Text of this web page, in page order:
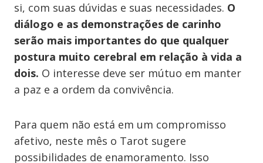
si, com suas dúvidas e suas necessidades. O
diálogo e as demonstrações de carinho
serão mais importantes do que qualquer
postura muito cerebral em relação à vida a
dois. O interesse deve ser mútuo em manter
a paz e a ordem da convivência.
Para quem não está em um compromisso
afetivo, neste mês o Tarot sugere
possibilidades de enamoramento. Isso